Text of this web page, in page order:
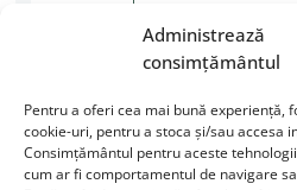
Administrează
consimțământul
Pentru a oferi cea mai bună experiență,
cookie-uri, pentru a stoca și/sau accesa
Consimțământul pentru aceste
cum ar fi comportamentul de navigare